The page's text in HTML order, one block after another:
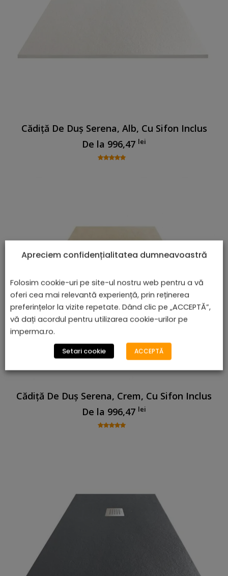
Cădiță De Duș Serena, Alb, Cu Sifon Inclus
De la 996,47 lei
Cădiță De Duș Serena, Crem, Cu Sifon Inclus
De la 996,47 lei
Apreciem confidențialitatea dumneavoastră
Folosim cookie-uri pe site-ul nostru web pentru a vă
oferi cea mai relevantă experiență, prin reținerea
preferințelor la vizite repetate. Dând clic pe „ACCEPTĂ”,
vă dați acordul pentru utilizarea cookie-urilor pe
imperma.ro.
Setari cookie ACCEPTĂ